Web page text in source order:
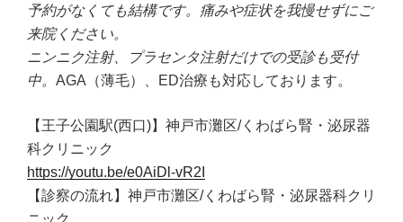
予約がなくても結構です。痛みや症状を我慢せずにご
来院ください。
ニンニク注射、プラセンタ注射だけでの受診も受付
中。 AGA（薄毛）、ED治療も対応しております。
【王子公園駅(西口)】神戸市灘区/くわばら腎・泌尿器
科クリニック
https://youtu.be/e0AiDl-vR2I
【診察の流れ】神戸市灘区/くわばら腎・泌尿器科クリ
ニック